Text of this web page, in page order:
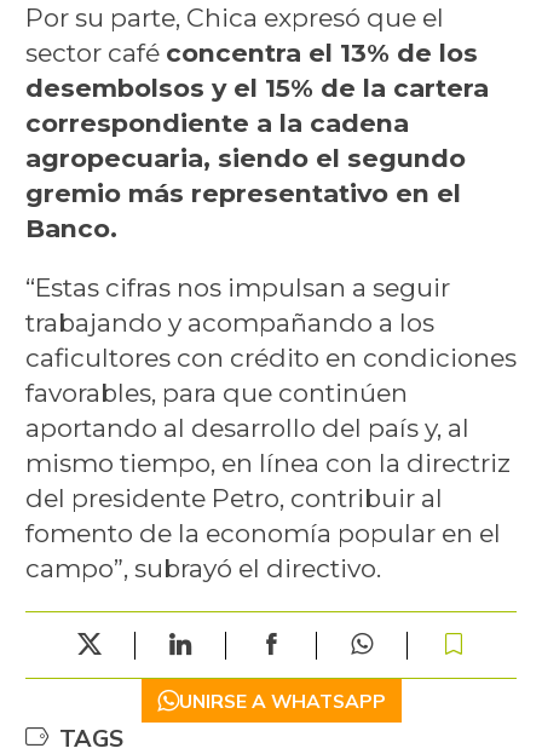
Por su parte, Chica expresó que el
sector café concentra el 13% de los
desembolsos y el 15% de la cartera
correspondiente a la cadena
agropecuaria, siendo el segundo
gremio más representativo en el
Banco.
“Estas cifras nos impulsan a seguir
trabajando y acompañando a los
caficultores con crédito en condiciones
favorables, para que continúen
aportando al desarrollo del país y, al
mismo tiempo, en línea con la directriz
del presidente Petro, contribuir al
fomento de la economía popular en el
campo”, subrayó el directivo.
UNIRSE A WHATSAPP
TAGS